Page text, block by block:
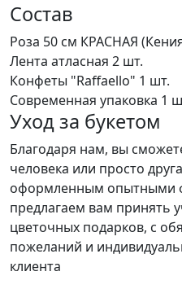
Состав
Роза 50 см КРАСНАЯ
Лента атласная 2 шт.
Конфеты "Raffaello" 1 шт.
Современная упаковка 1
Уход за букетом
Благодаря нам, вы
человека или просто
оформленным опытными
предлагаем вам принять
цветочных подарков, с
пожеланий и
клиента